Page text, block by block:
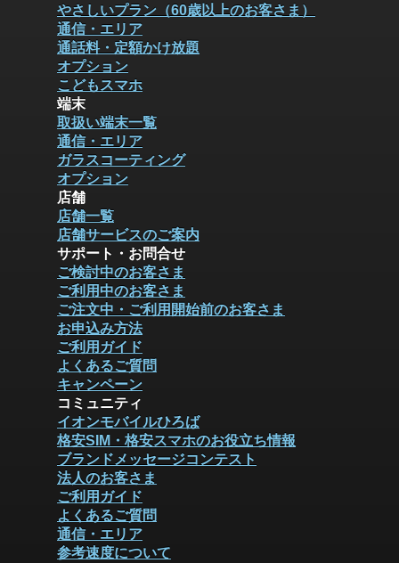
やさしいプラン（60歳以上のお客さま）
通信・エリア
通話料・定額かけ放題
オプション
こどもスマホ
端末
取扱い端末一覧
通信・エリア
ガラスコーティング
オプション
店舗
店舗一覧
店舗サービスのご案内
サポート・お問合せ
ご検討中のお客さま
ご利用中のお客さま
ご注文中・ご利用開始前のお客さま
お申込み方法
ご利用ガイド
よくあるご質問
キャンペーン
コミュニティ
イオンモバイルひろば
格安SIM・格安スマホのお役立ち情報
ブランドメッセージコンテスト
法人のお客さま
ご利用ガイド
よくあるご質問
通信・エリア
参考速度について